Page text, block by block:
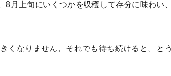
月上旬にいくつかを収穫して存分に味わい、
くなりません。それでも待ち続けると、とう